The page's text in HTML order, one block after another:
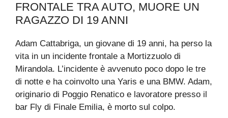
FRONTALE TRA AUTO, MUORE UN
RAGAZZO DI 19 ANNI
Adam Cattabriga, un giovane di 19 anni, ha perso la
vita in un incidente frontale a Mortizzuolo di
Mirandola. L’incidente è avvenuto poco dopo le tre
di notte e ha coinvolto una Yaris e una BMW. Adam,
originario di Poggio Renatico e lavoratore presso il
bar Fly di Finale Emilia, è morto sul colpo.